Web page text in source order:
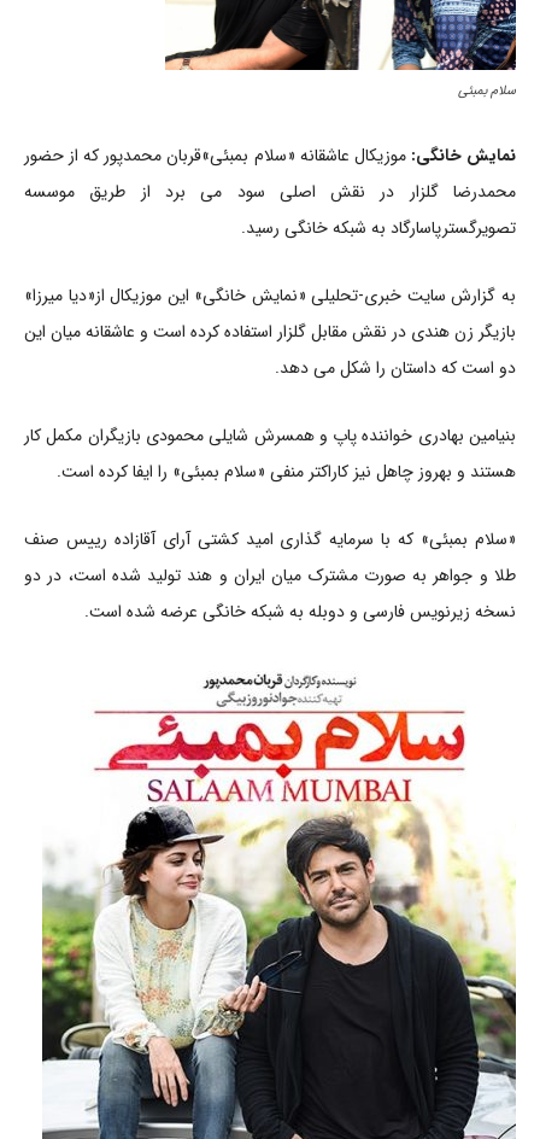
سلام بمبئی
نمایش خانگی: موزیکال عاشقانه «سلام بمبئی»قربان محمدپور که از حضور
محمدرضا گلزار در نقش اصلی سود می برد از طریق موسسه
تصویرگسترپاسارگاد به شبکه خانگی رسید.
به گزارش سایت خبری-تحلیلی «نمایش خانگی» این موزیکال از«دیا میرزا»
بازیگر زن هندی در نقش مقابل گلزار استفاده کرده است و عاشقانه میان این
دو است که داستان را شکل می دهد.
بنیامین بهادری خواننده پاپ و همسرش شایلی محمودی بازیگران مکمل کار
هستند و بهروز چاهل نیز کاراکتر منفی «سلام بمبئی» را ایفا کرده است.
«سلام بمبئی» که با سرمایه گذاری امید کشتی آرای آقازاده رییس صنف
طلا و جواهر به صورت مشترک میان ایران و هند تولید شده است، در دو
نسخه زیرنویس فارسی و دوبله به شبکه خانگی عرضه شده است.